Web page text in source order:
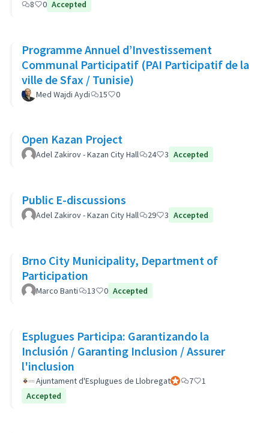
8
0 Accepted
Programme Annuel d’Investissement
Communal Participatif (PAI Participatif de la
ville de Sfax / Tunisie)
Med Wajdi Aydi 15 0
Open Kazan Project
Adel Zakirov - Kazan City Hall 24 3 Accepted
Public E-discussions
Adel Zakirov - Kazan City Hall 29 3 Accepted
Brno City Municipality, Department of
Participation
Marco Banti 13 0 Accepted
Esplugues Participa: Garantizando la
Inclusión / Garanting Inclusion / Assurer
l'inclusion
Ajuntament d'Esplugues de LlobregatParticipant officiel
7
1
Accepted